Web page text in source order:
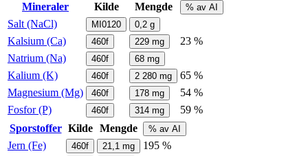
Mineraler
Kilde Mengde % av AI
Salt (NaCl) MI0120 0,2 g
Kalsium (Ca) 460f 229 mg
23 %
Natrium (Na)
460f 68 mg
Kalium (K) 460f 2 280 mg
65 %
Magnesium (Mg)
460f 178 mg
54 %
Fosfor (P)
460f 314 mg
59 %
Sporstoffer Kilde Mengde % av AI
Jern (Fe) 460f 21,1 mg
195 %